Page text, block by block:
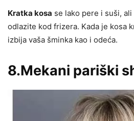
Kratka kosa se lako pere i suši,
odlazite kod frizera. Kada je kosa
izbija vaša šminka kao i odeća.
8.Mekani pariški